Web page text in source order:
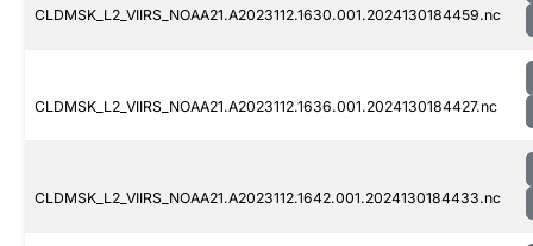
CLDMSK_L2_VIIRS_NOAA21.A2023112.1630.001.2024130184459.nc
CLDMSK_L2_VIIRS_NOAA21.A2023112.1636.001.2024130184427.nc
CLDMSK_L2_VIIRS_NOAA21.A2023112.1642.001.2024130184433.nc